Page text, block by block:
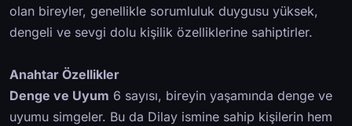
olan bireyler, genellikle sorumluluk duygusu yüksek,
dengeli ve sevgi dolu kişilik özelliklerine sahiptirler.
Anahtar Özellikler
Denge ve Uyum 6 sayısı, bireyin yaşamında denge ve
uyumu simgeler. Bu da Dilay ismine sahip kişilerin hem